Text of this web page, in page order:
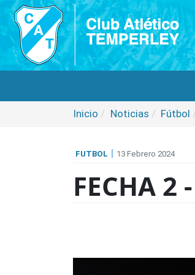
Inicio Noticias Fútbol
FUTBOL 13 Febrero 2024
FECHA 2